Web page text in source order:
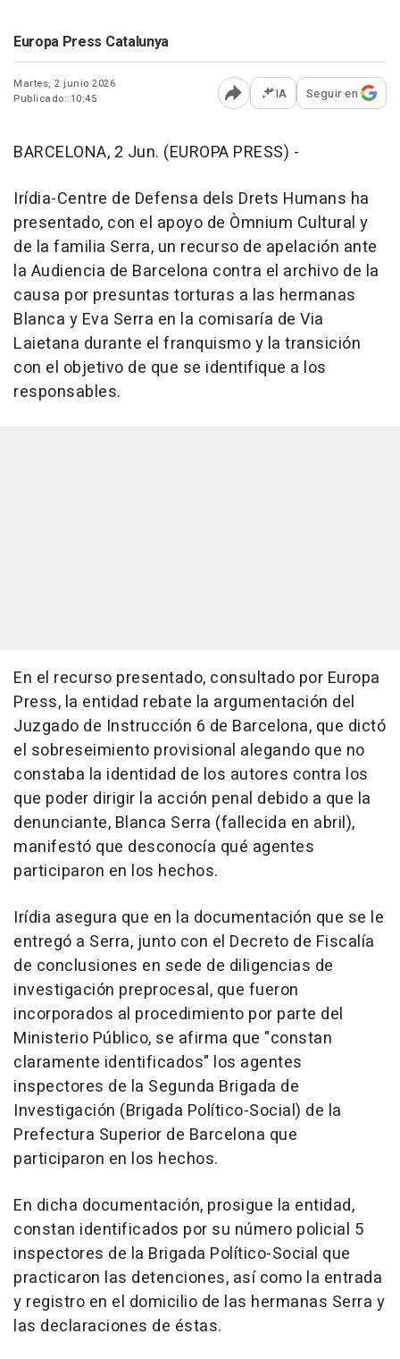
Europa Press Catalunya
Martes, 2 junio 2026
Publicado: 10:45
Abrir opciones para
IA Seguir en
BARCELONA, 2 Jun. (EUROPA PRESS) -
Irídia-Centre de Defensa dels Drets Humans ha
presentado, con el apoyo de Òmnium Cultural y
de la familia Serra, un recurso de apelación ante
la Audiencia de Barcelona contra el archivo de la
causa por presuntas torturas a las hermanas
Blanca y Eva Serra en la comisaría de Via
Laietana durante el franquismo y la transición
con el objetivo de que se identifique a los
responsables.
En el recurso presentado, consultado por Europa
Press, la entidad rebate la argumentación del
Juzgado de Instrucción 6 de Barcelona, que dictó
el sobreseimiento provisional alegando que no
constaba la identidad de los autores contra los
que poder dirigir la acción penal debido a que la
denunciante, Blanca Serra (fallecida en abril),
manifestó que desconocía qué agentes
participaron en los hechos.
Irídia asegura que en la documentación que se le
entregó a Serra, junto con el Decreto de Fiscalía
de conclusiones en sede de diligencias de
investigación preprocesal, que fueron
incorporados al procedimiento por parte del
Ministerio Público, se afirma que "constan
claramente identificados" los agentes
inspectores de la Segunda Brigada de
Investigación (Brigada Político-Social) de la
Prefectura Superior de Barcelona que
participaron en los hechos.
En dicha documentación, prosigue la entidad,
constan identificados por su número policial 5
inspectores de la Brigada Político-Social que
practicaron las detenciones, así como la entrada
y registro en el domicilio de las hermanas Serra y
las declaraciones de éstas.